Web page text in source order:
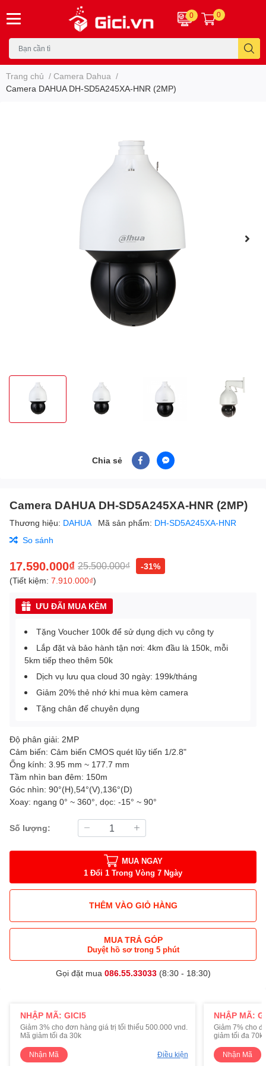
0 0
Trang chủ / Camera Dahua /
Camera DAHUA DH-SD5A245XA-HNR (2MP)
Chia sẻ
Camera DAHUA DH-SD5A245XA-HNR (2MP)
Thương hiệu: DAHUA Mã sản phẩm: DH-SD5A245XA-HNR
So sánh
17.590.000₫ 25.500.000₫
-31%
(Tiết kiệm: 7.910.000₫)
ƯU ĐÃI MUA KÈM
Tặng Voucher 100k để sử dụng dịch vụ công ty
Lắp đặt và bảo hành tận nơi: 4km đầu là 150k, mỗi
5km tiếp theo thêm 50k
Dịch vụ lưu qua cloud 30 ngày: 199k/tháng
Giảm 20% thẻ nhớ khi mua kèm camera
Tặng chân đế chuyên dụng
Độ phân giải: 2MP
Cảm biến: Cảm biến CMOS quét lũy tiến 1/2.8"
Ống kính: 3.95 mm ~ 177.7 mm
Tầm nhìn ban đêm: 150m
Góc nhìn: 90°(H),54°(V),136°(D)
Xoay: ngang 0° ~ 360°, dọc: -15° ~ 90°
Số lượng:
MUA NGAY
1 Đổi 1 Trong Vòng 7 Ngày
THÊM VÀO GIỎ HÀNG
MUA TRẢ GÓP
Duyệt hồ sơ trong 5 phút
Gọi đặt mua 086.55.33033(8:30 - 18:30)
NHẬP MÃ: GICI5
Giảm 3% cho đơn hàng giá trị tối thiểu 500.000 vnd.
Mã giảm tối đa 30k
Nhận Mã Điều kiện
NHẬP MÃ:
Giảm 7% cho
giảm tối đa 70k
Nhận Mã